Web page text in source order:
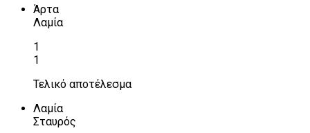
Άρτα
Λαμία
1
1
Τελικό αποτέλεσμα
Λαμία
Σταυρός